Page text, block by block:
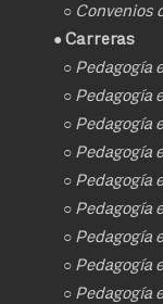
○ Convenios
● Carreras
○ Pedagogía
○ Pedagogía
○ Pedagogía
○ Pedagogía
○ Pedagogía
○ Pedagogía
○ Pedagogía
○ Pedagogía
○ Pedagogía